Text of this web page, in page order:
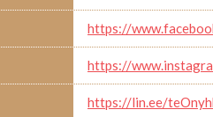
https://
https://
https://lin.ee/